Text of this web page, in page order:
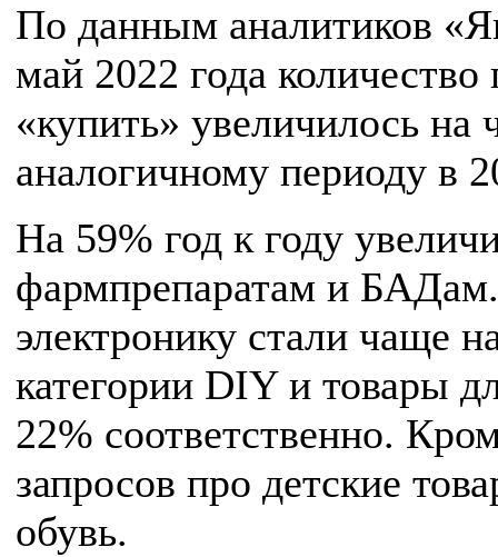
По данным аналитиков
май 2022 года
«купить» увеличилось
аналогичному периоду в
На 59% год к году
фармпрепаратам и
электронику стали чаще
категории DIY и товары
22% соответственно.
запросов про детские
обувь.